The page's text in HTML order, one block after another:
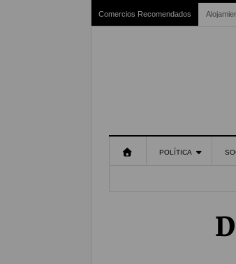
Comercios Recomendados
POLÍTICA